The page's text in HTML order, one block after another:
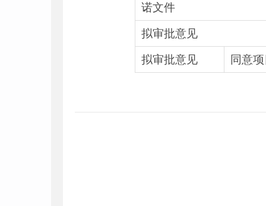
诺文件
拟审批意见
拟审批意见 同意